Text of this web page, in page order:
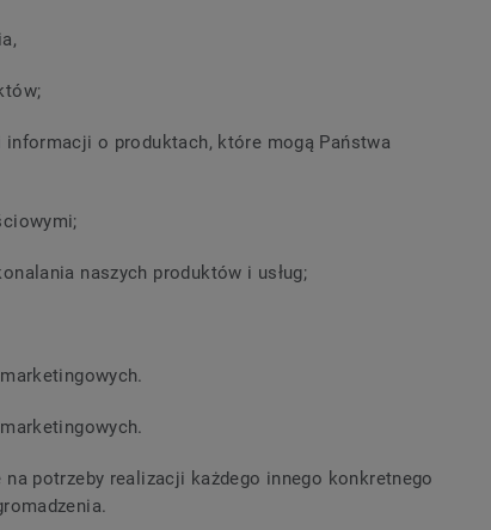
informacji o produktach, które mogą Państwa
naszych produktów i usług;
potrzeby realizacji każdego innego konkretnego